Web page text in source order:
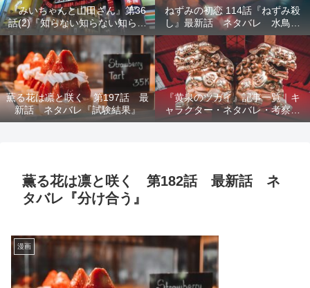
『みいちゃんと山田さん』第36
話(2)『知らない知らない知らな
い』最新話 ネタバレ 犯人確
定 次回最終回
ねずみの初恋 114話『ねずみ殺
し』最新話 ネタバレ 水鳥死
亡 鯆を殺すか
薫る花は凛と咲く 第197話 最
新話 ネタバレ『試験結果』
『黄泉のツガイ』記事一覧｜キ
ャラクター・ネタバレ・考察・
死亡キャラまとめ【完全ガイ
薫る花は凛と咲く 第182話 最新話 ネ
タバレ『分け合う』
漫画